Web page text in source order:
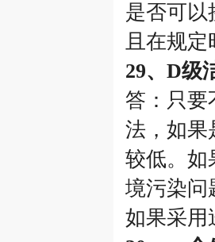
是否可以
且在规定
29、D级
答：只要
法，如果
较低。如
境污染问
如果采用